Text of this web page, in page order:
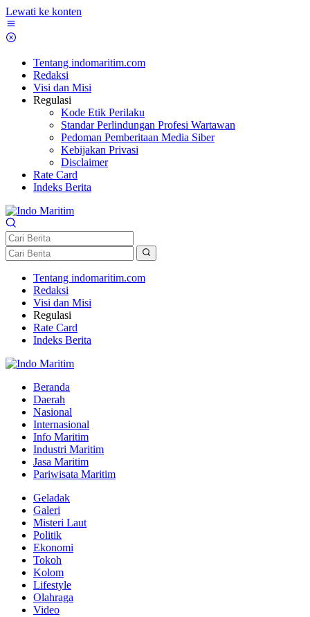
Lewati ke konten
Tentang indomaritim.com
Redaksi
Visi dan Misi
Regulasi
Kode Etik Perilaku
Standar Perlindungan Profesi Wartawan
Pedoman Pemberitaan Media Siber
Kebijakan Privasi
Disclaimer
Rate Card
Indeks Berita
Tentang indomaritim.com
Redaksi
Visi dan Misi
Regulasi
Rate Card
Indeks Berita
Beranda
Daerah
Nasional
Internasional
Info Maritim
Industri Maritim
Jasa Maritim
Pariwisata Maritim
Geladak
Galeri
Misteri Laut
Politik
Ekonomi
Tokoh
Kolom
Lifestyle
Olahraga
Video